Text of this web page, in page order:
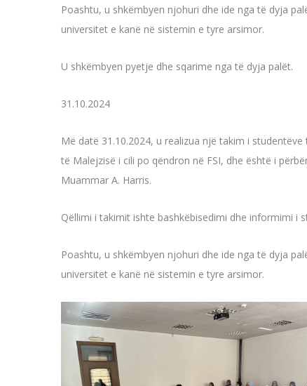
Poashtu, u shkëmbyen njohuri dhe ide nga të dyja
universitet e kanë në sistemin e tyre arsimor.
U shkëmbyen pyetje dhe sqarime nga të dyja palët.
31.10.2024
Më datë 31.10.2024, u realizua një takim i
të Malejzisë i cili po qëndron në FSI, dhe është i
Muammar A. Harris.
Qëllimi i takimit ishte bashkëbisedimi dhe informimi i
Poashtu, u shkëmbyen njohuri dhe ide nga të dyja
universitet e kanë në sistemin e tyre arsimor.